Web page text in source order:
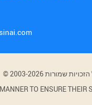
TO ENSURE THEIR